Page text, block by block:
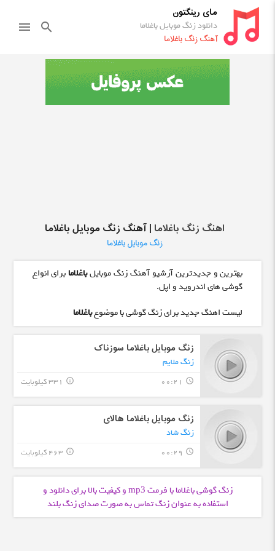
مای رینگتون
دانلود زنگ موبایل باغلاما
آهنگ زنگ باغلاما
search
menu
اهنگ زنگ باغلاما | آهنگ زنگ موبایل باغلاما
زنگ موبایل باغلاما
بهترین و جدیدترین آرشیو آهنگ زنگ موبایلباغلاما برای انواع
گوشی های اندروید و اپل.
لیست اهنگ جدید برای زنگ گوشی با موضوعباغلاما
زنگ موبایل باغلاما سوزناک
زنگ ملایم
query_builder
00:21 331 کیلوبایت info_outline
زنگ موبایل باغلاما هالای
زنگ شاد
query_builder
00:29 463 کیلوبایت info_outline
زنگ گوشی باغلاما با فرمت mp3 و کیفیت بالا برای دانلود و
استفاده به عنوان زنگ تماس به صورت صدای زنگ بلند